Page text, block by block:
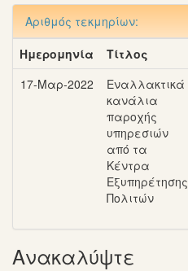
Αριθμός τεκμηρίων:
Ημερομηνία
Τίτλος
17-Μαρ-2022
Εναλλακτικά
κανάλια
παροχής
υπηρεσιών
από τα
Κέντρα
Εξυπηρέτησης
Πολιτών
Ανακαλύψτε